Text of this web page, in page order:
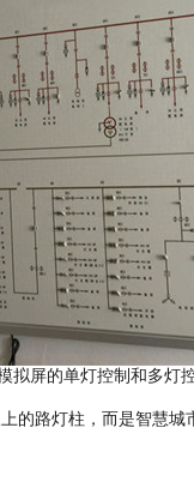
的单灯控制和多灯
灯柱，而是智慧城